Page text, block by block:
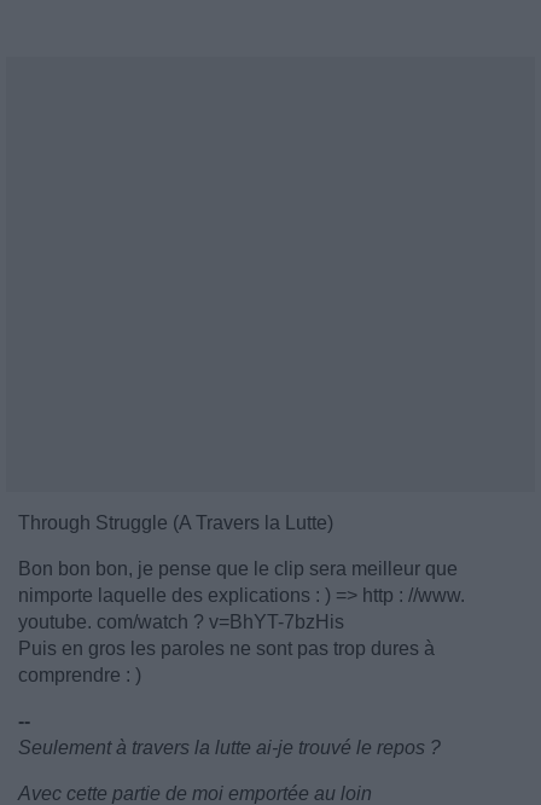
Through Struggle (A Travers la Lutte)
Bon bon bon, je pense que le clip sera meilleur que
nimporte laquelle des explications : ) => http : //www.
youtube. com/watch ? v=BhYT-7bzHis
Puis en gros les paroles ne sont pas trop dures à
comprendre : )
--
Seulement à travers la lutte ai-je trouvé le repos ?
Avec cette partie de moi emportée au loin